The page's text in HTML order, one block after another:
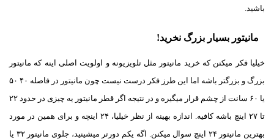
باشید.
مانیتور بسیار بزرگ نخرید!
خیلیا فکر میکنن که خرید مانیتور مثل تلویزیونه و اولویت اصلی اینه که مانیتور
بزرگ و بزرگتر باشه اما این طرز فکر درست نیست چون مانیتور در فاصله ۴۰ ۵۰
یا ۶۰ سانت از چشم قرار میگیره و در نتیجه اگر قطر مانیتور یه چیزی در حدود ۲۲
تا ۲۷ اینچ باشه کافیه. اندازه بهینه از نظر خیلیا، ۲۴ اینچه و برای همین در مورد
بهترین مانیتور ۲۴ اینچ سوال میکنن. اگه یکم دورتر میشینید، جلوی مانیتور ۳۲ یا